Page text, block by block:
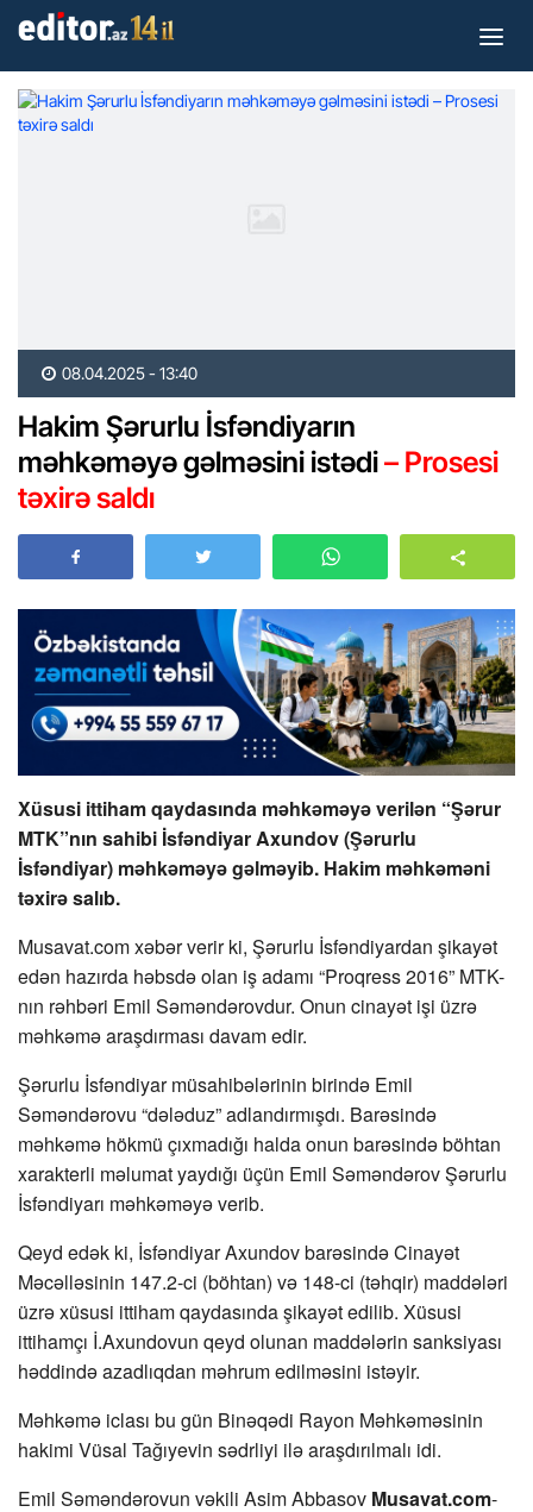
08.04.2025 - 13:40
Hakim Şərurlu İsfəndiyarın
məhkəməyə gəlməsini istədi– Prosesi
təxirə saldı
Xüsusi ittiham qaydasında məhkəməyə verilən “Şərur
MTK”nın sahibi İsfəndiyar Axundov (Şərurlu
İsfəndiyar) məhkəməyə gəlməyib. Hakim məhkəməni
təxirə salıb.
Musavat.com xəbər verir ki, Şərurlu İsfəndiyardan şikayət
edən hazırda həbsdə olan iş adamı “Proqress 2016” MTK-
nın rəhbəri Emil Səməndərovdur. Onun cinayət işi üzrə
məhkəmə araşdırması davam edir.
Şərurlu İsfəndiyar müsahibələrinin birində Emil
Səməndərovu “dələduz” adlandırmışdı. Barəsində
məhkəmə hökmü çıxmadığı halda onun barəsində böhtan
xarakterli məlumat yaydığı üçün Emil Səməndərov Şərurlu
İsfəndiyarı məhkəməyə verib.
Qeyd edək ki, İsfəndiyar Axundov barəsində Cinayət
Məcəlləsinin 147.2-ci (böhtan) və 148-ci (təhqir) maddələri
üzrə xüsusi ittiham qaydasında şikayət edilib. Xüsusi
ittihamçı İ.Axundovun qeyd olunan maddələrin sanksiyası
həddində azadlıqdan məhrum edilməsini istəyir.
Məhkəmə iclası bu gün Binəqədi Rayon Məhkəməsinin
hakimi Vüsal Tağıyevin sədrliyi ilə araşdırılmalı idi.
Emil Səməndərovun vəkili Asim Abbasov Musavat.com-